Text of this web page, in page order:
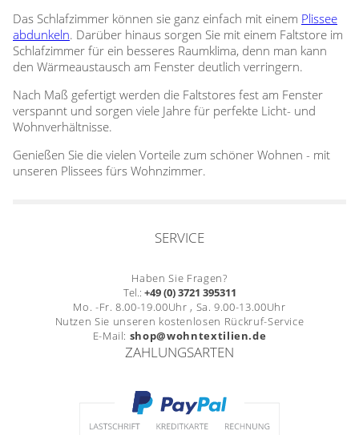
Das Schlafzimmer können sie ganz einfach mit einem Plissee
abdunkeln. Darüber hinaus sorgen Sie mit einem Faltstore im
Schlafzimmer für ein besseres Raumklima, denn man kann
den Wärmeaustausch am Fenster deutlich verringern.
Nach Maß gefertigt werden die Faltstores fest am Fenster
verspannt und sorgen viele Jahre für perfekte Licht- und
Wohnverhältnisse.
Genießen Sie die vielen Vorteile zum schöner Wohnen - mit
unseren Plissees fürs Wohnzimmer.
SERVICE
Haben Sie Fragen?
Tel.: +49 (0) 3721 395311
Mo. -Fr. 8.00-19.00Uhr , Sa. 9.00-13.00Uhr
Nutzen Sie unseren kostenlosen Rückruf-Service
E-Mail: shop@wohntextilien.de
ZAHLUNGSARTEN